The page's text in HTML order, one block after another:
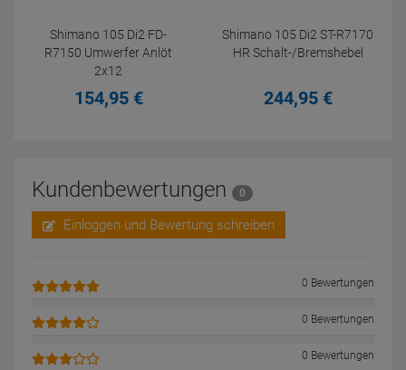
Shimano 105 Di2 FD-
R7150 Umwerfer Anlöt
2x12
154,95 €
Shimano 105 Di2 ST-R7170
HR Schalt-/Bremshebel
244,95 €
Kundenbewertungen 0
Einloggen und Bewertung schreiben
0 Bewertungen
0 Bewertungen
0 Bewertungen